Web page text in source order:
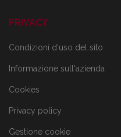
PRIVACY
Condizioni d'uso del sito
Informazione sull'azienda
Cookies
Privacy policy
Gestione cookie